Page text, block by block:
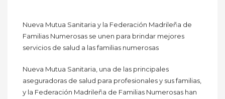
Nueva Mutua Sanitaria y la Federación Madrileña de
Familias Numerosas se unen para brindar mejores
servicios de salud a las familias numerosas
Nueva Mutua Sanitaria, una de las principales
aseguradoras de salud para profesionales y sus familias,
y la Federación Madrileña de Familias Numerosas han